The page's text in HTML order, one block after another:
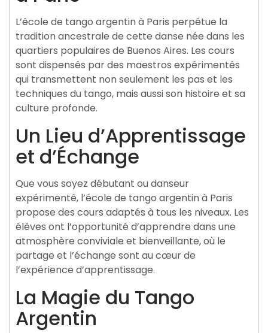
L’école de tango argentin à Paris perpétue la
tradition ancestrale de cette danse née dans les
quartiers populaires de Buenos Aires. Les cours
sont dispensés par des maestros expérimentés
qui transmettent non seulement les pas et les
techniques du tango, mais aussi son histoire et sa
culture profonde.
Un Lieu d’Apprentissage
et d’Échange
Que vous soyez débutant ou danseur
expérimenté, l’école de tango argentin à Paris
propose des cours adaptés à tous les niveaux. Les
élèves ont l’opportunité d’apprendre dans une
atmosphère conviviale et bienveillante, où le
partage et l’échange sont au cœur de
l’expérience d’apprentissage.
La Magie du Tango
Argentin